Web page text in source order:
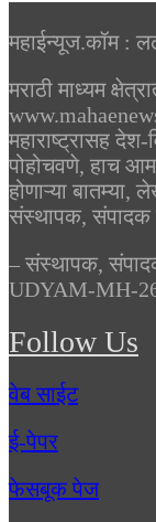
महाईन्यूज.कॉम :
मराठी माध्यम
महाराष्ट्रासह देश-
पोहोचवणे, हाच
होणाऱ्या
संस्थापक, संपादक
– संस्थापक,
UDYAM-MH-
Follow Us
वेब साईट
ई-पेपर
फेसबूक पेज